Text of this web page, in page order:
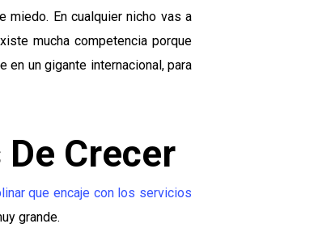
miedo. En cualquier nicho vas a
mucha competencia porque
un gigante internacional, para
De Crecer
que encaje con los servicios
grande.